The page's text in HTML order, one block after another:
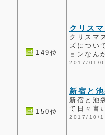
149位
クリスマ
クリスマ
ズについ
ョンなん
2017/01/
150位
新宿と
新宿と池
て日々書
2017/10/